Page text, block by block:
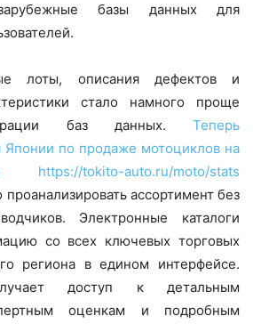
зарубежные базы данных для
лоты, описания дефектов и
стало намного проще
баз данных. Теперь
по продаже мотоциклов на
https://tokito-auto.ru/moto/stats
ассортимент без
Электронные каталоги
со всех ключевых торговых
региона в едином интерфейсе.
доступ к детальным
оценкам и подробным